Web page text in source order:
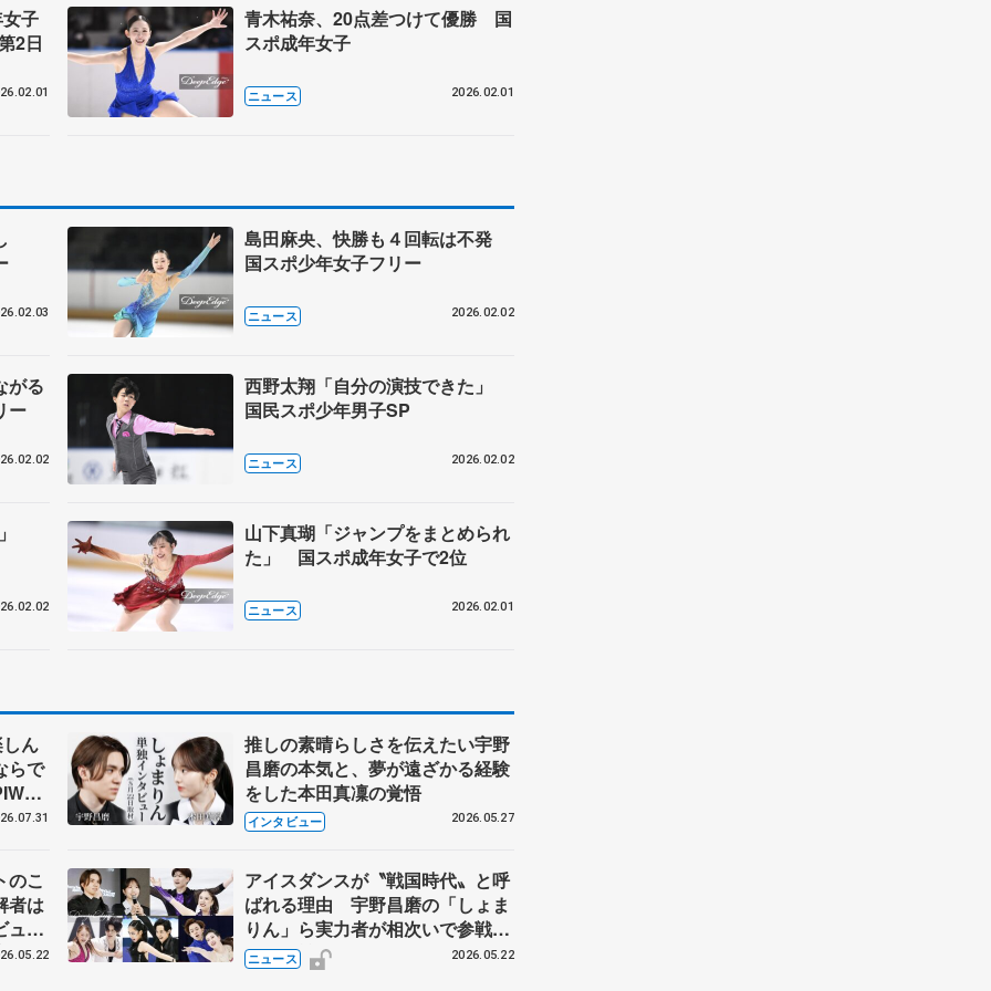
子
2日
青木祐奈、20点差つけて優勝 国
スポ成年女子
ニュース 2026.02.01
島田麻央、快勝も４回転は不発
国スポ少年女子フリー
ニュース 2026.02.02
がる
ー
西野太翔「自分の演技できた」
国民スポ少年男子SP
ニュース 2026.02.02
山下真瑚「ジャンプをまとめられ
た」 国スポ成年女子で2位
ニュース 2026.02.01
ん
らで
前
推しの素晴らしさを伝えたい宇野
昌磨の本気と、夢が遠ざかる経験
をした本田真凜の覚悟
インタビュー 2026.05.27
のこ
者は
ュー
人、
アイスダンスが〝戦国時代〟と呼
ばれる理由 宇野昌磨の「しょま
りん」ら実力者が相次いで参戦
国内の競争激化
ニュース 2026.05.22